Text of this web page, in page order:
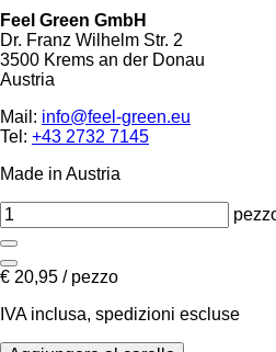
Feel Green GmbH
Dr. Franz Wilhelm Str. 2
3500 Krems an der Donau
Austria
Mail: info@feel-green.eu
Tel: +43 2732 7145
Made in Austria
€ 20,95 / pezzo
IVA inclusa, spedizioni escluse